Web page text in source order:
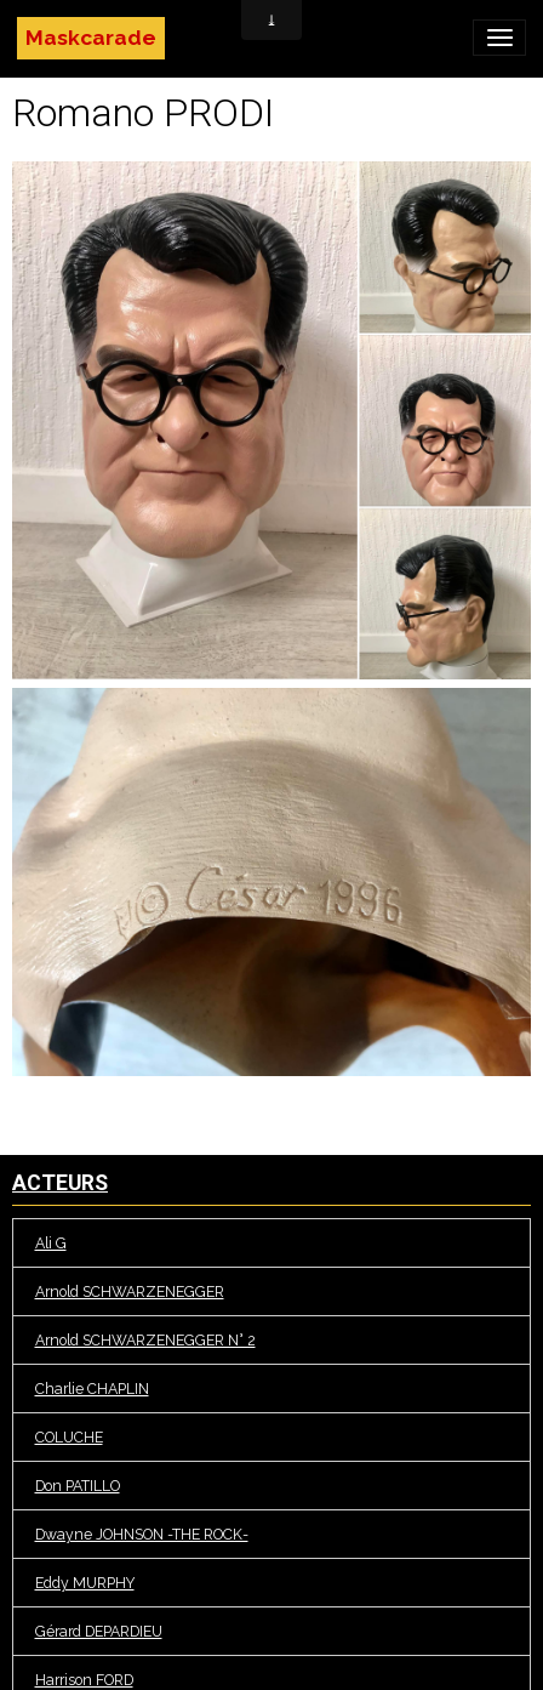
Maskcarade
Romano PRODI
ACTEURS
Ali G
Arnold SCHWARZENEGGER
Arnold SCHWARZENEGGER N° 2
Charlie CHAPLIN
COLUCHE
Don PATILLO
Dwayne JOHNSON -THE ROCK-
Eddy MURPHY
Gérard DEPARDIEU
Harrison FORD